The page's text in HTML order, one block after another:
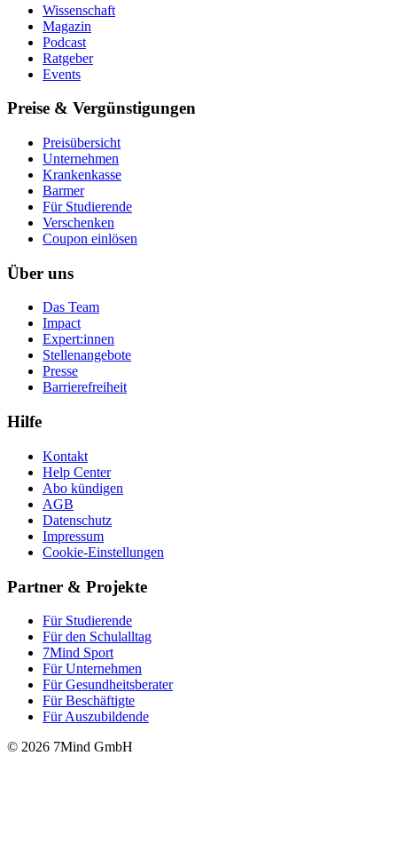
Wissenschaft
Magazin
Podcast
Ratgeber
Events
Preise & Vergünstigungen
Preisübersicht
Unternehmen
Krankenkasse
Barmer
Für Studierende
Ver­schen­ken
Coupon einlösen
Über uns
Das Team
Impact
Expert:innen
Stellenangebote
Presse
Barrierefreiheit
Hilfe
Kontakt
Help Center
Abo kündigen
AGB
Datenschutz
Impressum
Cookie-Einstellungen
Partner & Projekte
Für Stu­die­rende
Für den Schulalltag
7Mind Sport
Für Unter­neh­men
Für Gesund­heits­be­ra­ter
Für Beschäftigte
Für Auszubildende
© 2026 7Mind GmbH